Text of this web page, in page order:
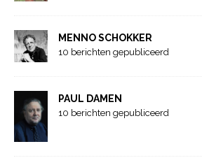
MENNO SCHOKKER
10 berichten gepubliceerd
PAUL DAMEN
10 berichten gepubliceerd